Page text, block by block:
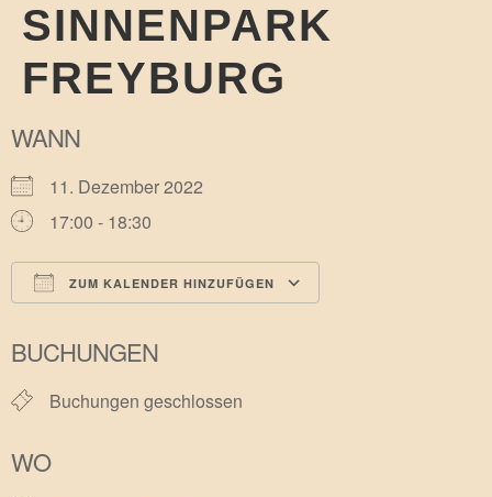
SINNENPARK
FREYBURG
WANN
11. Dezember 2022
17:00 - 18:30
ZUM KALENDER HINZUFÜGEN
BUCHUNGEN
Buchungen geschlossen
WO